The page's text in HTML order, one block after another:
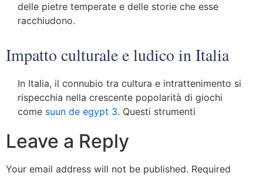
delle pietre temperate e delle storie che esse
racchiudono.
Impatto culturale e ludico in Italia
In Italia, il connubio tra cultura e intrattenimento si
rispecchia nella crescente popolarità di giochi
come suun de egypt 3. Questi strumenti
Leave a Reply
Your email address will not be published. Required